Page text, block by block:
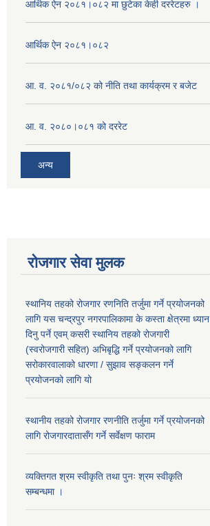
आर्थिक ऐन २०८१।०८२ मा छुटेका केही दररेटहरु ।
आर्थिक ऐन २०८१।०८२
आ. व. २०८१/०८२ को नीति तथा कार्यक्रम र बजेट
आ. व. २०८०।०८१ को दररेट
अन्य
रोजगार सेवा मुलक
स्थानिय तहको रोजगार रणनिति तर्जुमा गर्ने प्रयोजनको
लागि यस चन्द्रपुर नगरपालिकामा के कस्ता क्षेत्रमा ध्यान
दिनु पर्ने एवम् कसरी स्थानिय तहको रोजगारी
(स्वरोजगारी सहित) अभिबृद्धि गर्ने प्रयोजनको लागि
सरोकारवालाको धारणा / सुझाव सङ्कलन गर्ने
प्रयोजनको लागि यो
स्थानीय तहको रोजगार रणनीति तर्जुमा गर्ने प्रयोजनको
लागि रोजगारदातासँग गर्ने सर्वेक्षण फाराम
व्यक्तिगत श्रम स्वीकृति तथा पुनः श्रम स्वीकृति
सम्बन्धमा ।